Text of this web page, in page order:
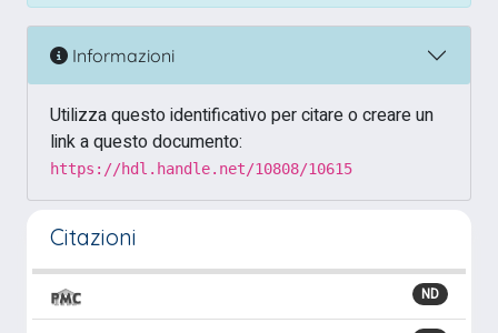
Informazioni
Utilizza questo identificativo per citare o creare un
link a questo documento:
https://hdl.handle.net/10808/10615
Citazioni
ND